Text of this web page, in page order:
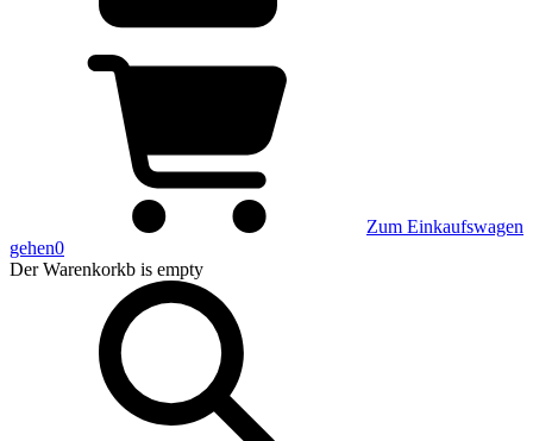
Zum Einkaufswagen
gehen0
Der Warenkorkb is empty